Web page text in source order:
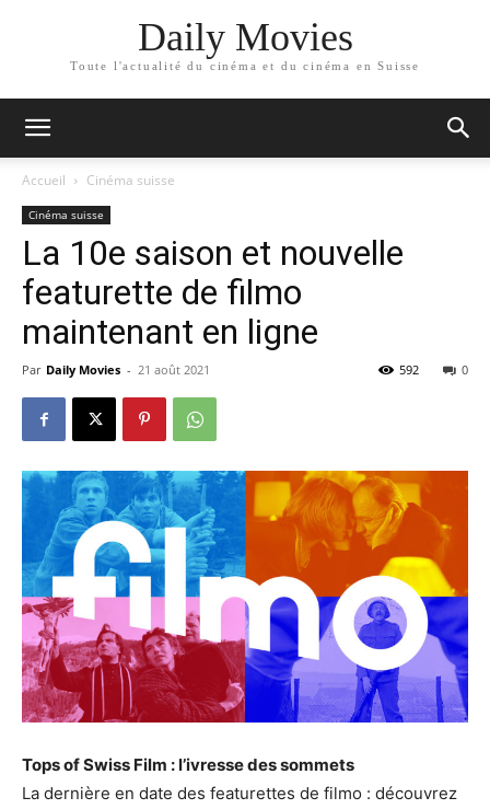
Daily Movies
Toute l'actualité du cinéma et du cinéma en Suisse
Accueil Cinéma suisse
Cinéma suisse
La 10e saison et nouvelle
featurette de filmo
maintenant en ligne
Par Daily Movies - 21 août 2021 0
592
Tops of Swiss Film : l’ivresse des sommets
La dernière en date des featurettes de filmo : découvrez